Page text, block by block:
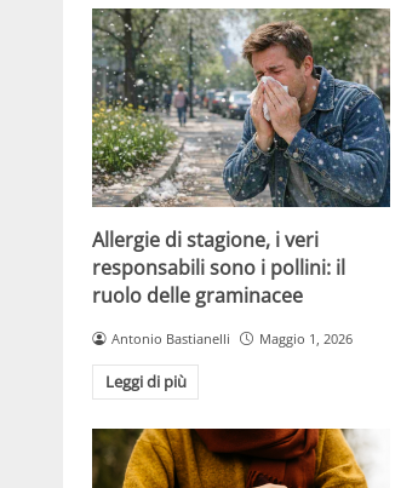
Allergie di stagione, i veri
responsabili sono i pollini: il
ruolo delle graminacee
Antonio Bastianelli Maggio 1, 2026
Leggi di più